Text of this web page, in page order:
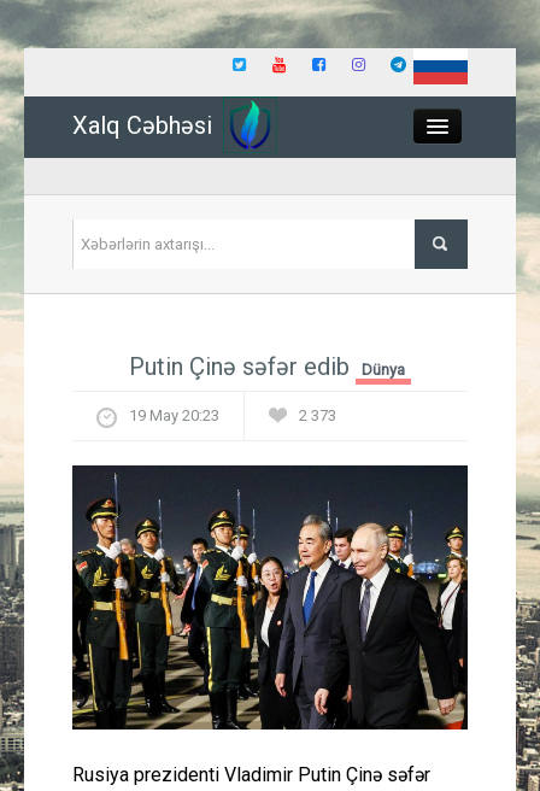
Xalq Cəbhəsi
İqtisadiyyat
Hadisə
Güney Azərbaycan
Mədəniyyət
Müsahibə
Putin Çinə səfər edib Dünya
19 May 20:23 2 373
Rusiya prezidenti Vladimir Putin Çinə səfər